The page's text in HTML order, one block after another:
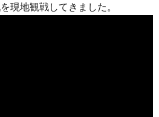
現地観戦してきました。